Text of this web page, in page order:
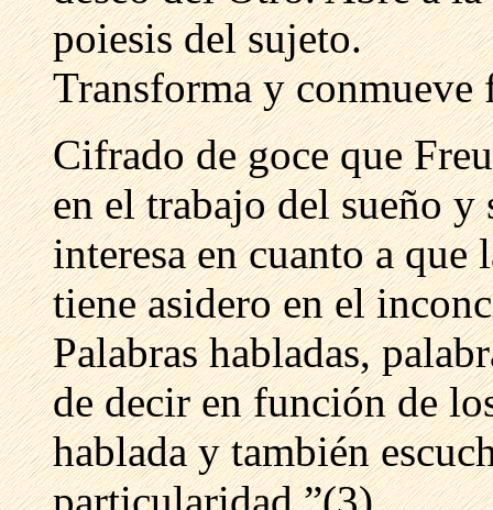
poiesis del sujeto.
Transforma y conmueve
Cifrado de goce que
en el trabajo del sueño
interesa en cuanto a
tiene asidero en el
Palabras habladas,
de decir en función de
hablada y también